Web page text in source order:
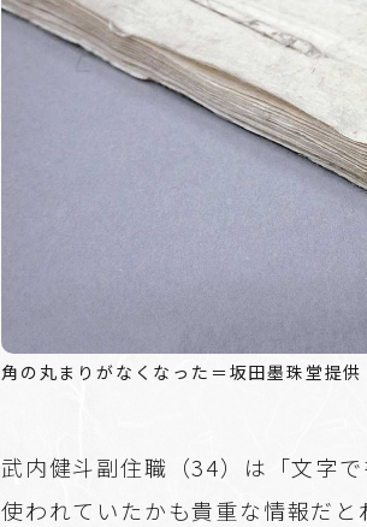
角の丸まりがなくなった＝坂田墨珠堂提供
武内健斗副住職（34）は「文字
使われていたかも貴重な情報だ